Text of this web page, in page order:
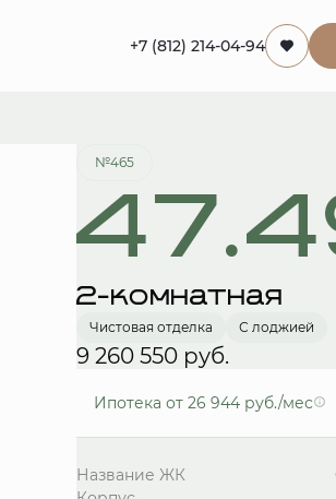
+7 (812) 214-04-94
№465
2-комнатная
Чистовая отделка С лоджией
9 260 550 руб.
Ипотека от 26 944 руб./мес
Название ЖК